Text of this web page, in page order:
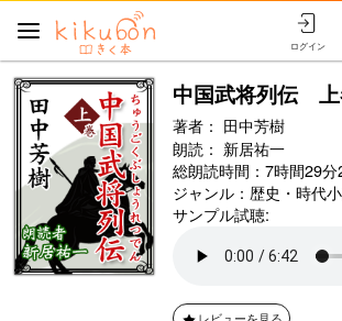
ログイン
中国武将列伝
著者： 田中芳樹
朗読： 新居祐一
総朗読時間：7時間29分
ジャンル： 歴史・時代
サンプル試聴: